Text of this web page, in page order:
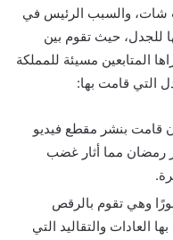
شات، والسبب الرئيس في
للجدل، حيث تقوم بين
المتابعين مسيئة للمملكة
التي قامت بها:
قامت بنشر مقطع فيديو
رمضان مما أثار غضب
وهي تقوم بالرقص
العادات والتقاليد التي